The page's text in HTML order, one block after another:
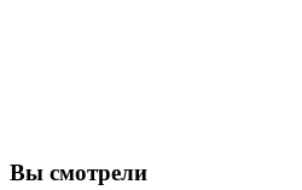
Вы смотрели